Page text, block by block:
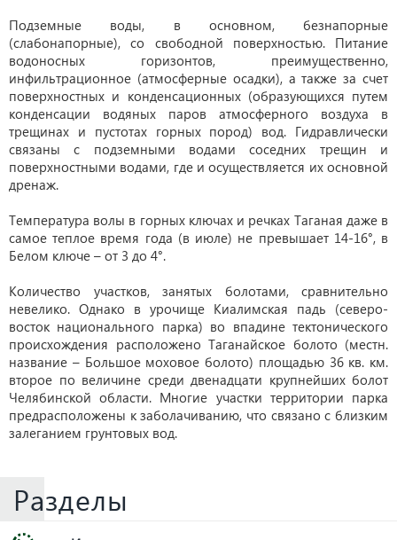
Подземные воды, в основном, безнапорные
(слабонапорные), со свободной поверхностью. Питание
водоносных горизонтов, преимущественно,
инфильтрационное (атмосферные осадки), а также за счет
поверхностных и конденсационных (образующихся путем
конденсации водяных паров атмосферного воздуха в
трещинах и пустотах горных пород) вод. Гидравлически
связаны с подземными водами соседних трещин и
поверхностными водами, где и осуществляется их основной
дренаж.
Температура волы в горных ключах и речках Таганая даже в
самое теплое время года (в июле) не превышает 14-16°, в
Белом ключе – от 3 до 4°.
Количество участков, занятых болотами, сравнительно
невелико. Однако в урочище Киалимская падь (северо-
восток национального парка) во впадине тектонического
происхождения расположено Таганайское болото (местн.
название – Большое моховое болото) площадью 36 кв. км.
второе по величине среди двенадцати крупнейших болот
Челябинской области. Многие участки территории парка
предрасположены к заболачиванию, что связано с близким
залеганием грунтовых вод.
Разделы